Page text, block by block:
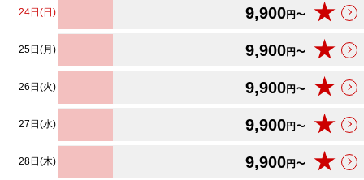
24日(日) 9,900円〜 ★
25日(月) 9,900円〜 ★
26日(火) 9,900円〜 ★
27日(水) 9,900円〜 ★
28日(木) 9,900円〜 ★